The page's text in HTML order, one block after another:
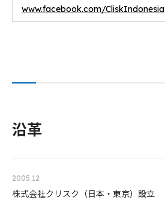
www.facebook.com/CliskIndonesia
沿革
2005.12
株式会社クリスク（日本・東京）設立